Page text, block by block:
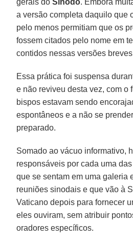
a versão completa daquilo que
pelo menos permitiam que os
fossem citados pelo nome em
contidos nessas versões
Essa prática foi suspensa
e não reviveu desta vez, com o
bispos estavam sendo
espontâneos e a não se
preparado.
Somado ao vácuo informativo,
responsáveis por cada uma
que se sentam em uma galeria
reuniões sinodais e que vão à
Vaticano depois para fornecer
eles ouviram, sem atribuir
oradores específicos.